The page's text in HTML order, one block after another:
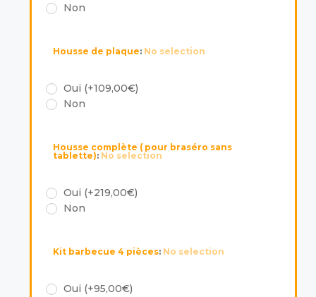
Non
Housse de plaque: No selection
Oui (+109,00€)
Non
Housse complète ( pour braséro sans
tablette): No selection
Oui (+219,00€)
Non
Kit barbecue 4 pièces: No selection
Oui (+95,00€)